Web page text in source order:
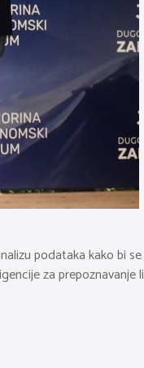
podataka kako bi
za